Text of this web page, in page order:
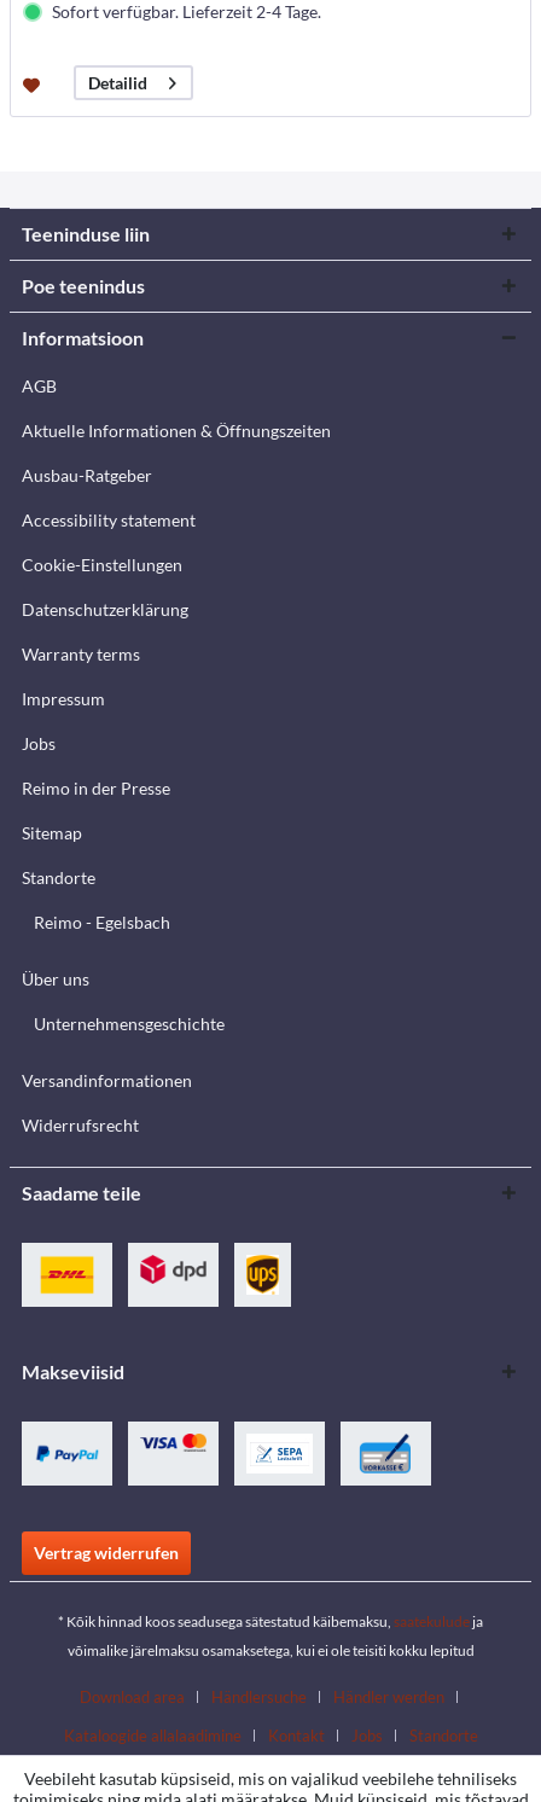
Sofort verfügbar. Lieferzeit 2-4 Tage.
Detailid
Teeninduse liin
Poe teenindus
Informatsioon
AGB
Aktuelle Informationen & Öffnungszeiten
Ausbau-Ratgeber
Accessibility statement
Cookie-Einstellungen
Datenschutzerklärung
Warranty terms
Impressum
Jobs
Reimo in der Presse
Sitemap
Standorte
Reimo - Egelsbach
Über uns
Unternehmensgeschichte
Versandinformationen
Widerrufsrecht
Saadame teile
Makseviisid
Vertrag widerrufen
* Kõik hinnad koos seadusega sätestatud käibemaksu, saatekulude ja
võimalike järelmaksu osamaksetega, kui ei ole teisiti kokku lepitud
Download area Händlersuche
Händler werden
Kataloogide allalaadimine
Kontakt Jobs Standorte
Veebileht kasutab küpsiseid, mis on vajalikud veebilehe tehniliseks